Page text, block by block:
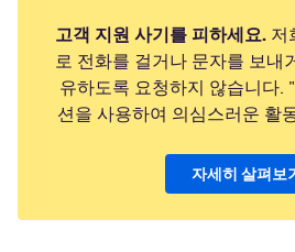
고객 지원 사기를 피하세요. 저
로 전화를 걸거나 문자를 보내
유하도록 요청하지 않습니다.
션을 사용하여 의심스러운 활
자세히 살펴보기